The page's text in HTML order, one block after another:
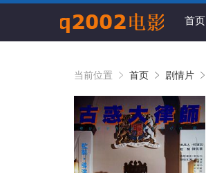
首页
当前位置 首页 剧情片